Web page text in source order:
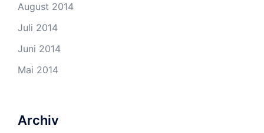
August 2014
Juli 2014
Juni 2014
Mai 2014
Archiv